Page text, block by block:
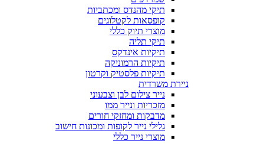
תיקי מהנדס ומכתביות
קופסאות לקטלוגים
מוצרי תיוק כללי
תיקי תליה
תיקיות אינדקס
תיקיות הרמוניקה
תיקיות פלסטיק וקרטון
ניירת משרדית
נייר צילום לבן וצבעוני
מזכריות ונייר ממו
מדבקות ומחזקי חורים
גלילי נייר לקופות ומכונות חישוב
מוצרי נייר כללי